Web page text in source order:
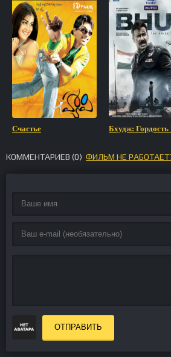
Счастье Бхудж:
КОММЕНТАРИЕВ (0) ФИЛЬМ НЕ
ОТПРАВИТЬ